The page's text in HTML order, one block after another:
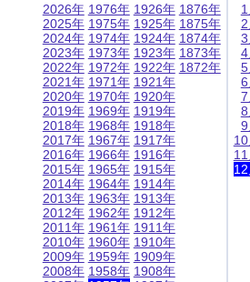
2026年
2025年
2024年
2023年
2022年
2021年
2020年
2019年
2018年
2017年
2016年
2015年
2014年
2013年
2012年
2011年
2010年
2009年
2008年
1976年
1975年
1974年
1973年
1972年
1971年
1970年
1969年
1968年
1967年
1966年
1965年
1964年
1963年
1962年
1961年
1960年
1959年
1958年
1926年
1925年
1924年
1923年
1922年
1921年
1920年
1919年
1918年
1917年
1916年
1915年
1914年
1913年
1912年
1911年
1910年
1909年
1908年
1876年
1875年
1874年
1873年
1872年